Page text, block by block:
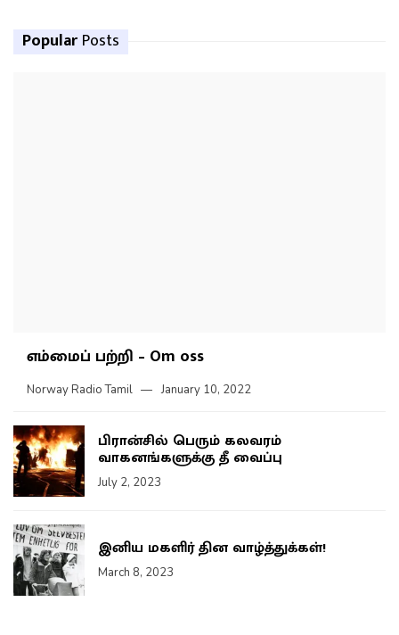
Popular Posts
எம்மைப் பற்றி – Om oss
Norway Radio Tamil January 10, 2022
பிரான்சில் பெரும் கலவரம்
வாகனங்களுக்கு தீ வைப்பு
July 2, 2023
இனிய மகளிர் தின வாழ்த்துக்கள்!
March 8, 2023